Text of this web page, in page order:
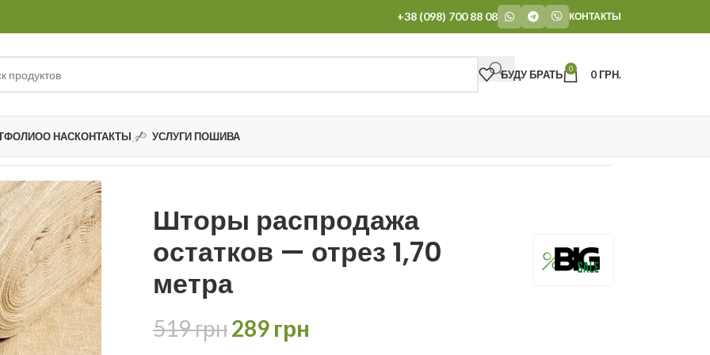
+38 (098) 700 88 08 КОНТАКТЫ
БУДУ БРАТЬ 0 0ГРН.
О НАСКОНТАКТЫ УСЛУГИ ПОШИВА
Шторы распродажа остатков — отрез 1,70 метра
Шторы распродажа
остатков — отрез 1,70
метра
519грн289 грн